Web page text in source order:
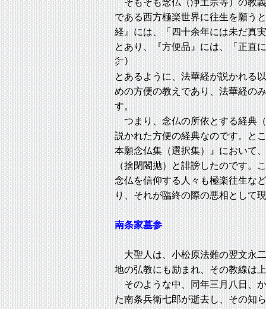
そもそも念仏（浄土宗等）の教
である西方極楽世界に往生を願う
経』には、「四十余年には未だ真
とあり、『方便品』には、「正直
㌻）
とあるように、法華経が説かれる
めの方便の教えであり、法華経の
す。
つまり、念仏の所依とする経典
説かれた方便の経典なのです。と
本願念仏集（選択集）』において
（捨閉閣抛）と誹謗したのです。
念仏を信仰する人々も極楽往生な
り、それが臨終の際の悪相として
南条家墓参
大聖人は、小松原法難の翌文永
地の弘教にも励まれ、その教線は
そのような中、同年三月八日、
た南条兵衛七郎が逝去し、その知